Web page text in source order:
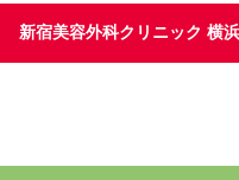
新宿美容外科クリニック 横